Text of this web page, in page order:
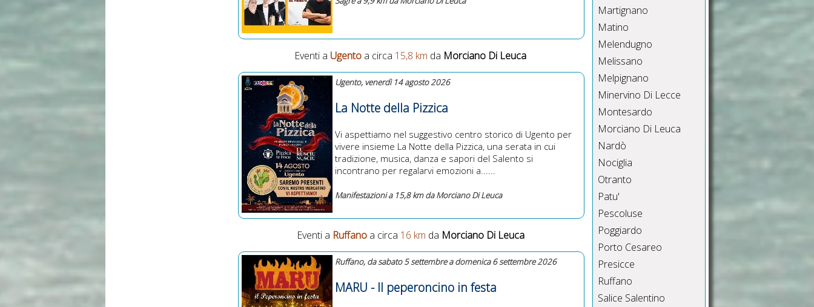
Eventi a Ugento a circa 15,8 km da Morciano Di Leuca
Ugento, venerdì 14 agosto 2026
La Notte della Pizzica
Vi aspettiamo nel suggestivo centro storico di Ugento per
vivere insieme La Notte della Pizzica, una serata in cui
tradizione, musica, danza e sapori del Salento si
incontrano per regalarvi emozioni a......
Manifestazioni a 15,8 km da Morciano Di Leuca
Eventi a Ruffanoa circa 16 km da Morciano Di Leuca
Ruffano, da sabato 5 settembre a domenica 6 settembre 2026
MARU - Il peperoncino in festa
Martignano
Matino
Melendugno
Melissano
Melpignano
Minervino Di Lecce
Montesardo
Morciano Di Leuca
Nardò
Nociglia
Otranto
Patu'
Pescoluse
Poggiardo
Porto Cesareo
Presicce
Ruffano
Salice Salentino